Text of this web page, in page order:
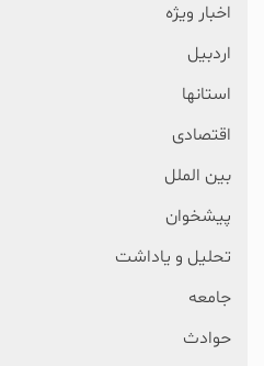
اخبار ویژه
اردبیل
استانها
اقتصادی
بین الملل
پیشخوان
تحلیل و یاداشت
جامعه
حوادث